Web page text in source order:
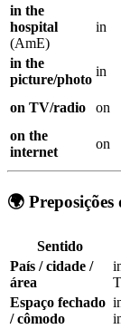
in the
hospital
(AmE)
in
in the
picture/photo
in
on TV/radio on
on the
internet
on
🌍
Sentido
País / cidade /
área
Espaço fechado
/ cômodo